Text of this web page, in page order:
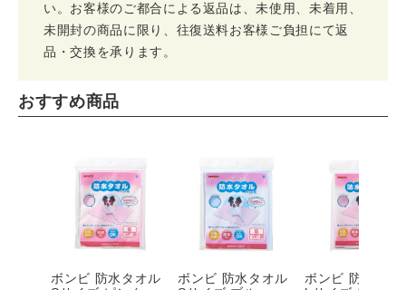
い。お客様のご都合による返品は、未使用、未着用、
未開封の商品に限り、往復送料お客様ご負担にて返
品・交換を承ります。
おすすめ商品
ボンビ 防水タオル
ボンビ 防水タオル
ボンビ 防水タオ